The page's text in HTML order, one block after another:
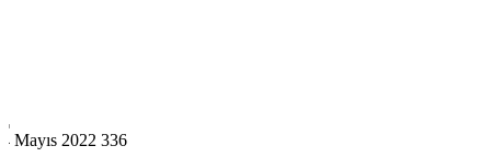
Mayıs 2022 336